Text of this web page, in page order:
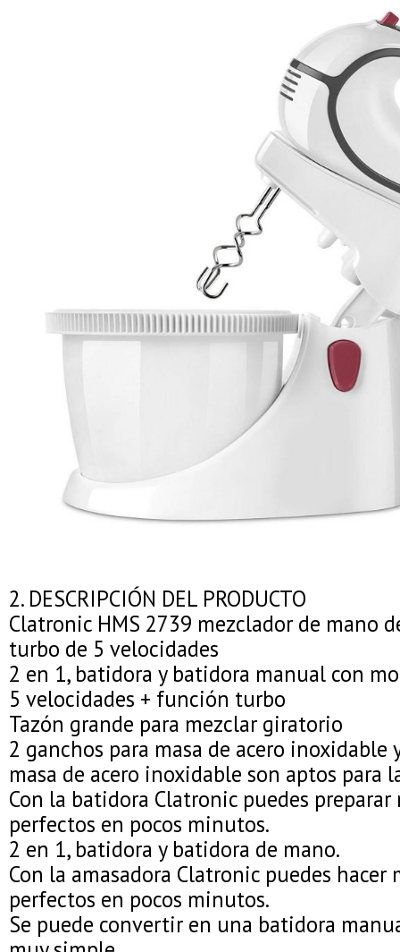
2. DESCRIPCIÓN DEL PRODUCTO
Clatronic HMS 2739 mezclador de mano
turbo de 5 velocidades
2 en 1, batidora y batidora manual con
5 velocidades + función turbo
Tazón grande para mezclar giratorio
2 ganchos para masa de acero inoxidable
masa de acero inoxidable son aptos para
Con la batidora Clatronic puedes preparar
perfectos en pocos minutos.
2 en 1, batidora y batidora de mano.
Con la amasadora Clatronic puedes hacer
perfectos en pocos minutos.
Se puede convertir en una batidora